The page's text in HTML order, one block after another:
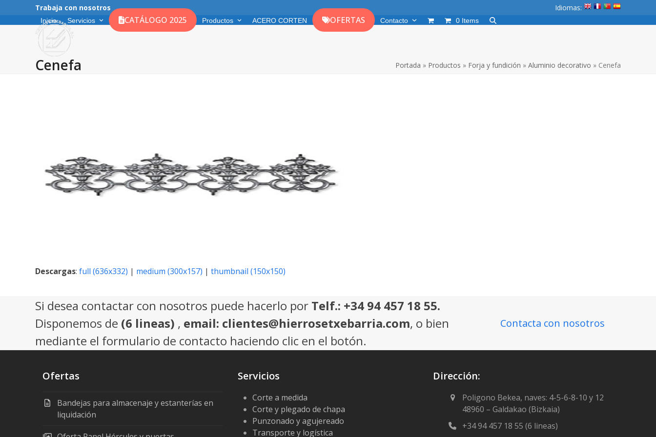
Trabaja con nosotros Idiomas:
Inicio Servicios CATÁLOGO 2025 Productos ACERO CORTEN OFERTAS Contacto 0 Items
Cenefa Portada » Productos » Forja y fundición » Aluminio decorativo » Cenefa
Descargas: full (636x332) | medium (300x157) | thumbnail (150x150)
Si desea contactar con nosotros puede hacerlo por Telf.: +34 94 457 18 55.
Disponemos de (6 lineas) , email: clientes@hierrosetxebarria.com, o bien
mediante el formulario de contacto haciendo clic en el botón.
Contacta con nosotros
Ofertas
Bandejas para almacenaje y estanterías en
liquidación
Servicios
Corte a medida
Corte y plegado de chapa
Punzonado y agujereado
Transporte y logística
Dirección:
Poligono Bekea, naves: 4-5-6-8-10 y 12
48960 – Galdakao (Bizkaia)
+34 94 457 18 55 (6 lineas)